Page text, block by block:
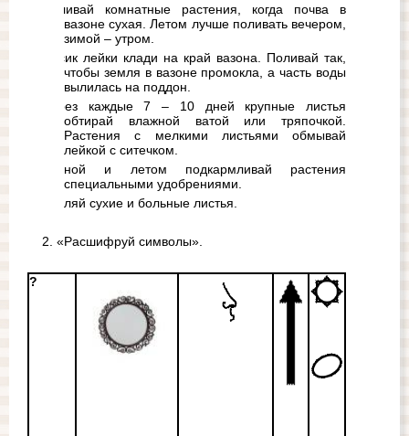
Поливай комнатные растения, когда почва в
вазоне сухая. Летом лучше поливать вечером,
зимой – утром.
Носик лейки клади на край вазона. Поливай так,
чтобы земля в вазоне промокла, а часть воды
вылилась на поддон.
Через каждые 7 – 10 дней крупные листья
обтирай влажной ватой или тряпочкой.
Растения с мелкими листьями обмывай
лейкой с ситечком.
Весной и летом подкармливай растения
специальными удобрениями.
Удаляй сухие и больные листья.
2. «Расшифруй символы».
?